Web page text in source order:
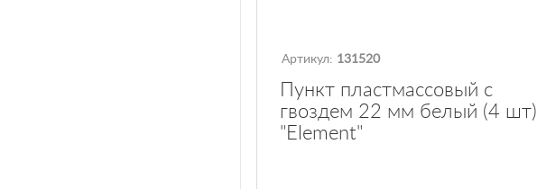
Артикул: 131520
Пункт пластмассовый с
гвоздем 22 мм белый (4 шт)
"Element"